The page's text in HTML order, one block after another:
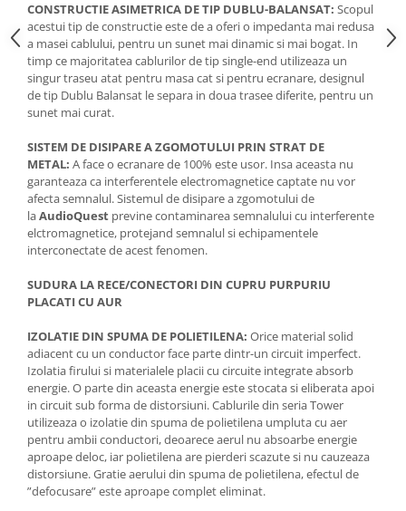
CONSTRUCTIE ASIMETRICA DE TIP DUBLU-BALANSAT: Scopul
acestui tip de constructie este de a oferi o impedanta mai redusa
a masei cablului, pentru un sunet mai dinamic si mai bogat. In
timp ce majoritatea cablurilor de tip single-end utilizeaza un
singur traseu atat pentru masa cat si pentru ecranare, designul
de tip Dublu Balansat le separa in doua trasee diferite, pentru un
sunet mai curat.
SISTEM DE DISIPARE A ZGOMOTULUI PRIN STRAT DE
METAL: A face o ecranare de 100% este usor. Insa aceasta nu
garanteaza ca interferentele electromagnetice captate nu vor
afecta semnalul. Sistemul de disipare a zgomotului de
laAudioQuest previne contaminarea semnalului cu interferente
elctromagnetice, protejand semnalul si echipamentele
interconectate de acest fenomen.
SUDURA LA RECE/CONECTORI DIN CUPRU PURPURIU
PLACATI CU AUR
IZOLATIE DIN SPUMA DE POLIETILENA: Orice material solid
adiacent cu un conductor face parte dintr-un circuit imperfect.
Izolatia firului si materialele placii cu circuite integrate absorb
energie. O parte din aceasta energie este stocata si eliberata apoi
in circuit sub forma de distorsiuni. Cablurile din seria Tower
utilizeaza o izolatie din spuma de polietilena umpluta cu aer
pentru ambii conductori, deoarece aerul nu absoarbe energie
aproape deloc, iar polietilena are pierderi scazute si nu cauzeaza
distorsiune. Gratie aerului din spuma de polietilena, efectul de
”defocusare” este aproape complet eliminat.